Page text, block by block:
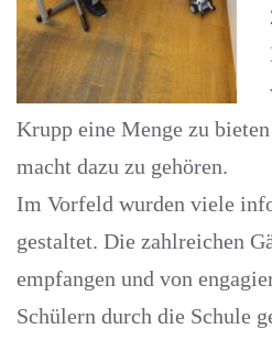
Krupp eine Menge zu bieten
macht dazu zu gehören.
Im Vorfeld wurden viele
gestaltet. Die zahlreichen
empfangen und von
Schülern durch die Schule